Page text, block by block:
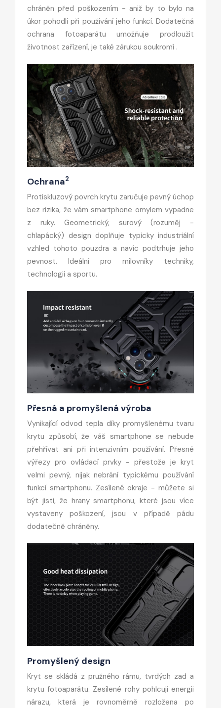
chráněn před poškozením - aniž by to bylo na
úkor pohodlí při používání jeho funkcí. Dodatečná
ochrana fotoaparátu umožňuje prodloužit
životnost zařízení, je také zárukou soukromí .
Ochrana2
Protiskluzový povrch krytu zaručuje pevný úchop
bez rizika, že vám smartphone omylem vypadne
z ruky. Geometrický, surový (rozuměj -
chlapácký) design doplňuje typicky industriální
vzhled tohoto pouzdra a navíc podtrhuje jeho
pevnost. Ideální pro milovníky techniky,
technologií a sportu.
Přesná a promyšlená výroba
Vynikající odvod tepla díky promyšlenému tvaru
krytu způsobí, že váš smartphone se nebude
přehřívat ani při intenzivním používání. Přesné
výřezy pro ovládací prvky - přestože je kryt
velmi pevný, nijak nebrání typickému používání
funkcí smartphonu. Zesílené okraje - můžete si
být jisti, že hrany smartphonu, které jsou více
vystaveny poškození, jsou v případě pádu
dodatečně chráněny.
Promyšlený design
Kryt se skládá z pružného rámu, tvrdých zad a
krytu fotoaparátu. Zesílené rohy pohlcují energii
nárazu, která je rovnoměrně rozložena po